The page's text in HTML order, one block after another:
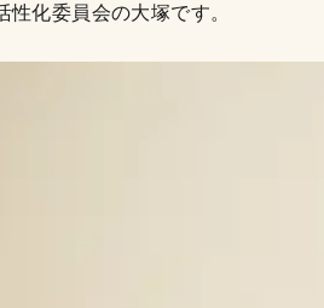
性化委員会の大塚です。